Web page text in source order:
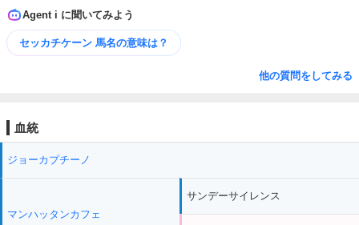
Agent i に聞いてみよう
セッカチケーン 馬名の意味は？
他の質問をしてみる
血統
ジョーカプチーノ
マンハッタンカフェ
サンデーサイレンス